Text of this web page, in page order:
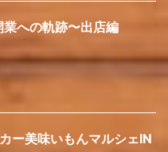
への軌跡〜出店編
ー美味いもんマルシェIN